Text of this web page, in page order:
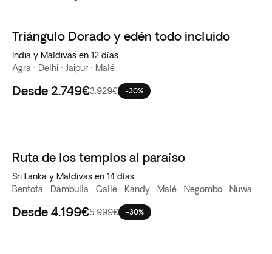
Triángulo Dorado y edén todo incluido
India y Maldivas en 12 días
Agra · Delhi · Jaipur · Malé
Desde 2.749€3.929€ -30%
Ruta de los templos al paraíso
Sri Lanka y Maldivas en 14 días
Desde 4.199€5.999€ -30%